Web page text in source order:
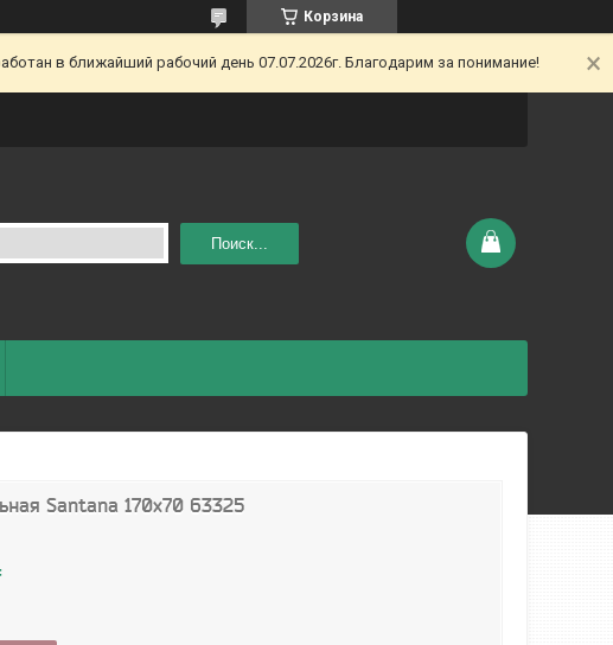
Корзина
в ближайший рабочий день 07.07.2026г. Благодарим за понимание!
Поиск...
Santana 170x70 63325